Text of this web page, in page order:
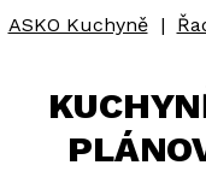
ASKO Kuchyně |